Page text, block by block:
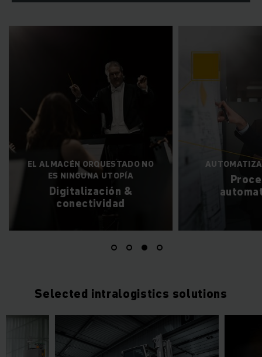
EL ALMACÉN ORQUESTADO NO
ES NINGUNA UTOPÍA
Digitalización &
conectividad
Selected intralogistics solutions